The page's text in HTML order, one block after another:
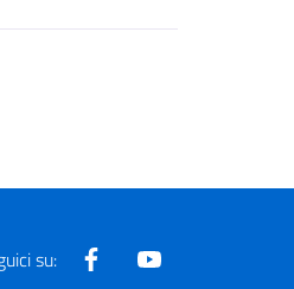
su: Facebook